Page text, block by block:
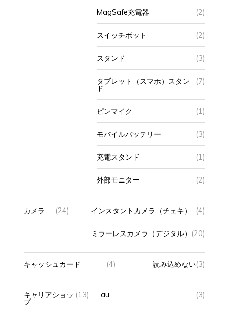
スイッチボット (2)
スタンド (3)
タブレット（スマホ）スタン
ド
(7)
ピンマイク (1)
モバイルバッテリー (3)
充電スタンド (1)
外部モニター (2)
カメラ (24) インスタントカメラ（チェキ） (4)
ミラーレスカメラ（デジタル）(20)
キャッシュカード (4) 読み込めない(3)
キャリアショッ
プ
(13) au (3)
サポート (1)